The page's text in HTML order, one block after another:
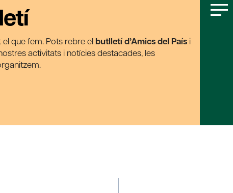
que fem. Pots rebre el butlletí d’Amics del País i
activitats i notícies destacades, les